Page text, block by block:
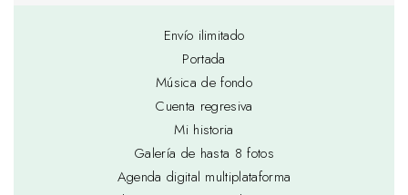
Envío ilimitado
Portada
Música de fondo
Cuenta regresiva
Mi historia
Galería de hasta 8 fotos
Agenda digital multiplataforma